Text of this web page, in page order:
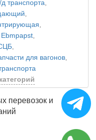
транспорта,
,
,
Ebmpapst,
,
для вагонов,
перевозок и